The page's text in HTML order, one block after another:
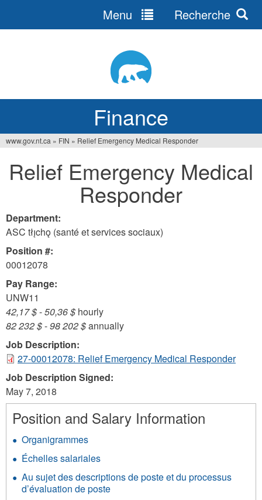
Finance
Menu Recherche
are
www.gov.nt.ca » FIN » Relief Emergency Medical Responder
Relief Emergency Medical
Responder
Department:
ASC tłı̨chǫ (santé et services sociaux)
Position #:
00012078
Pay Range:
UNW11
42,17 $-50,36 $ hourly
82 232 $-98 202 $annually
Job Description:
27-00012078: Relief Emergency Medical Responder
Job Description Signed:
May 7, 2018
Position and Salary Information
Organigrammes
Échelles salariales
Au sujet des descriptions de poste et du processus
d’évaluation de poste